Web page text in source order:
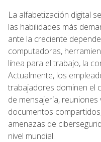
La alfabetización digital
las habilidades más
ante la creciente
computadoras,
línea para el trabajo, la
Actualmente, los
trabajadores dominen el
de mensajería,
documentos
amenazas de
nivel mundial.